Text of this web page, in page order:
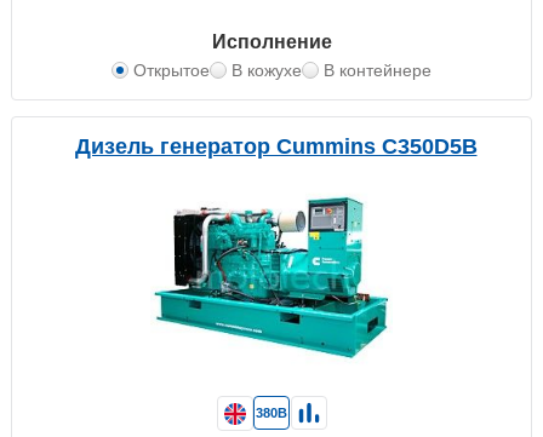
Исполнение
Открытое В кожухе В контейнере
Дизель генератор Cummins C350D5B
380В